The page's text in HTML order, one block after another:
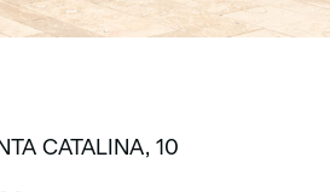
CATALINA, 10